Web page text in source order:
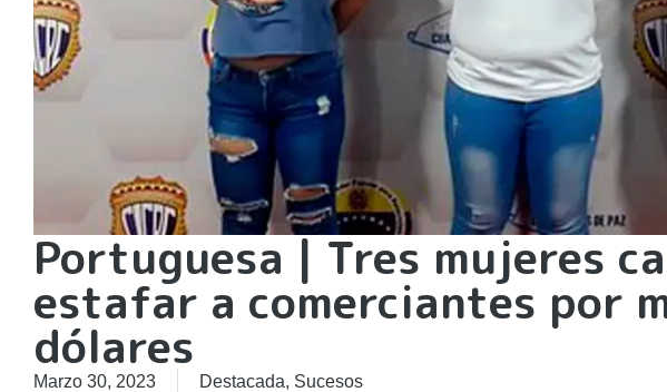
Portuguesa | Tres mujeres
estafar a comerciantes por
dólares
Marzo 30, 2023 Destacada, Sucesos